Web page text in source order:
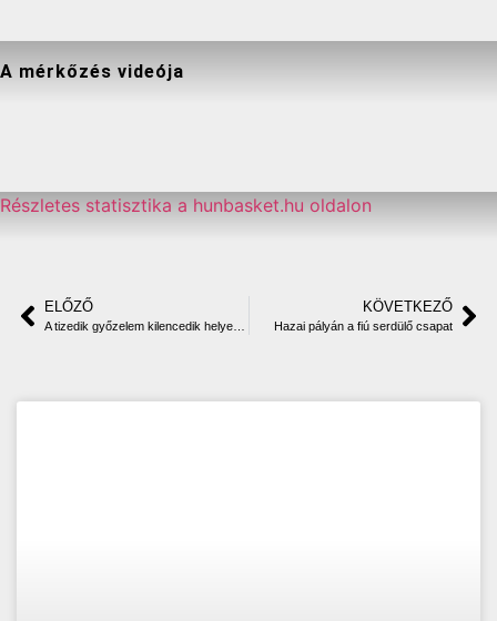
A mérkőzés videója
Részletes statisztika a hunbasket.hu oldalon
ELŐZŐ KÖVETKEZŐ
Hazai pályán a fiú serdülő csapat